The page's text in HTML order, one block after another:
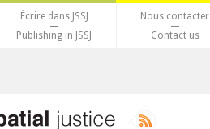
Écrire dans JSSJ
Publishing in JSSJ
Nous contacter
Contact us